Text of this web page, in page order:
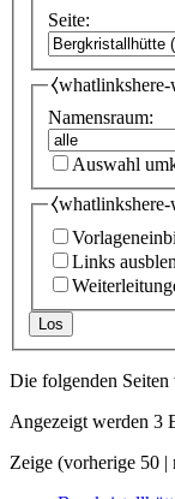
Seite:
Namensraum:
Auswahl
Links
Los
Die folgenden
Angezeigt werden 3
Zeige (vorherige 50 |